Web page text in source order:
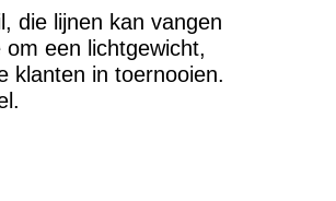
die lijnen kan vangen
een lichtgewicht,
klanten in toernooien.